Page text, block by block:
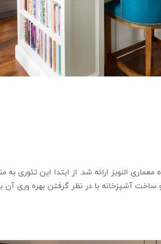
در سال 1940 میلادی توسط دانشگاه معماری النویز ارائه شد. از ابتدا
آشپزخانه با در نظر گرفتن بهره وری آن